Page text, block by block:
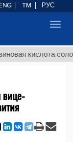
вице-
TM РУС